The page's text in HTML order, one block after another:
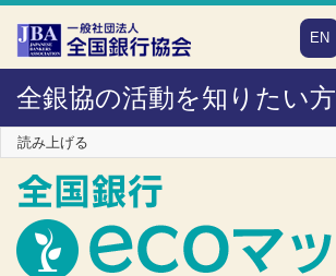
本文へスキップ
障がい者向け相談窓口
EN
全銀協の活動を知りたい方
読み上げる